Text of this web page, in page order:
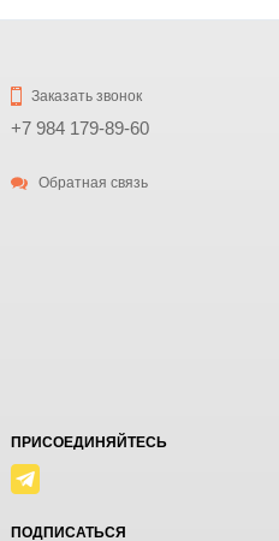
Заказать звонок
+7 984 179-89-60
Обратная связь
ПРИСОЕДИНЯЙТЕСЬ
ПОДПИСАТЬСЯ